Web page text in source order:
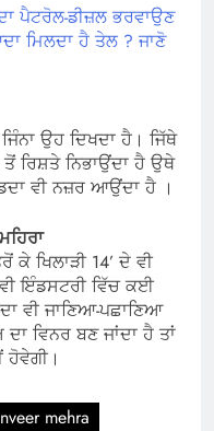
ਪੈਟਰੋਲ-ਡੀਜ਼ਲ ਭਰਵਾਉਣ
ਮਿਲਦਾ ਹੈ ਤੇਲ ? ਜਾਣੋ
ਉਹ ਦਿਖਦਾ ਹੈ। ਜਿੱਥੇ
ਰਿਸ਼ਤੇ ਨਿਭਾਉਂਦਾ ਹੈ ਉਥੇ
ਵੀ ਨਜ਼ਰ ਆਉਂਦਾ ਹੈ ।
ਕੇ ਖਿਲਾੜੀ 14’ ਦੇ ਵੀ
ਇੰਡਸਟਰੀ ਵਿੱਚ ਕਈ
ਵੀ ਜਾਣਿਆ-ਪਛਾਣਿਆ
ਵਿਨਰ ਬਣ ਜਾਂਦਾ ਹੈ ਤਾਂ
ਹੋਵੇਗੀ।
mehra